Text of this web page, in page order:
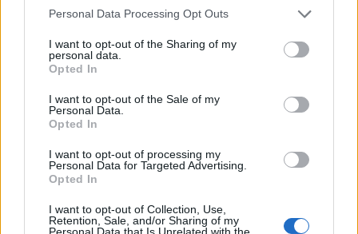
Please note that this website/app uses one or more Google
not limited to your visit or usage behaviour. You may click to
grant or deny consent to Google and its third-party tags to
use your data for below specified purposes in below Google
consent section.
Personal Data Processing Opt Outs
I want to opt-out of the Sharing of my
personal data.
Opted In
I want to opt-out of the Sale of my
Personal Data.
Opted In
I want to opt-out of processing my
Personal Data for Targeted Advertising.
Opted In
I want to opt-out of Collection, Use,
Retention, Sale, and/or Sharing of my
Personal Data that Is Unrelated with the
Forrás:Hirado.hu
Zene AC/DC Bűnügy